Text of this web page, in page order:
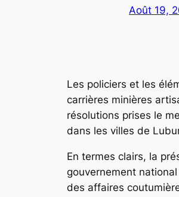
Août 19,
Les policiers et les
carrières minières
résolutions prises le
dans les villes de
En termes clairs, la
gouvernement
des affaires